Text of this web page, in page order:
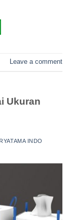
Leave a comment
Ukuran
INDO